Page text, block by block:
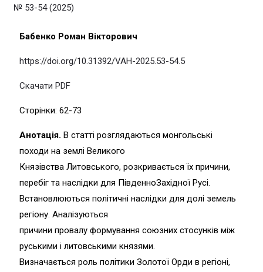
№ 53-54 (2025)
Бабенко Роман Вікторович
https://doi.org/10.31392/VAH-2025.53-54.5
Скачати PDF
Сторінки: 62-73
Анотація. В статті розглядаються монгольські
походи на землі Великого
Князівства Литовського, розкривається їх причини,
перебіг та наслідки для ПівденноЗахідної Русі.
Встановлюються політичні наслідки для долі земель
регіону. Аналізуються
причини провалу формування союзних стосунків між
руськими і литовськими князями.
Визначається роль політики Золотої Орди в регіоні,